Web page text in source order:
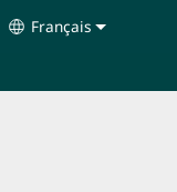
Select your
Français